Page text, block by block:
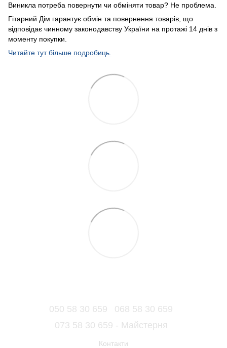
Виникла потреба повернути чи обміняти товар? Не проблема.
Гітарний Дім гарантує обмін та повернення товарів, що
відповідає чинному законодавству України на протажі 14 днів з
моменту покупки.
Читайте тут більше подробиць.
050 58 30 659
068 58 30 659
073 58 30 659 - Майстерня
Контакти